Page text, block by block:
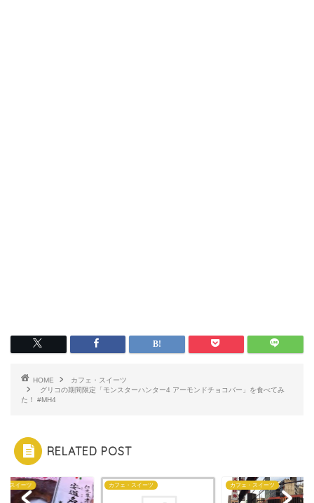
HOME
カフェ・スイーツ
グリコの期間限定「モンスターハンター4 アーモンドチョコバー」を食べてみ
た！ #MH4
RELATED POST
・スイーツ カフェ・スイーツ カフェ・スイーツ